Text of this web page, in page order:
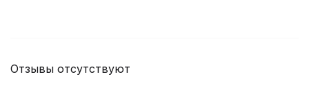
Отзывы отсутствуют